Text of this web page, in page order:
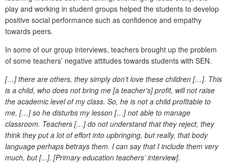
play and working in student groups helped the students to develop
positive social performance such as confidence and empathy
towards peers.
In some of our group interviews, teachers brought up the problem
of some teachers’ negative attitudes towards students with SEN.
[…] there are others, they simply don’t love these children […]. This
is a child, who does not bring me [a teacher’s] profit, will not raise
the academic level of my class. So, he is not a child profitable to
me, […] so he disturbs my lesson […] not able to manage
classroom. Teachers […] do not understand that they reject, they
think they put a lot of effort into upbringing, but really, that body
language perhaps betrays them. I can say that I include them very
much, but [...]. [Primary education teachers’ interview].